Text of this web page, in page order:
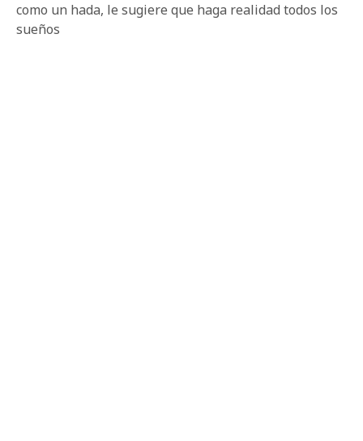
como un hada, le sugiere que haga realidad todos los
sueños